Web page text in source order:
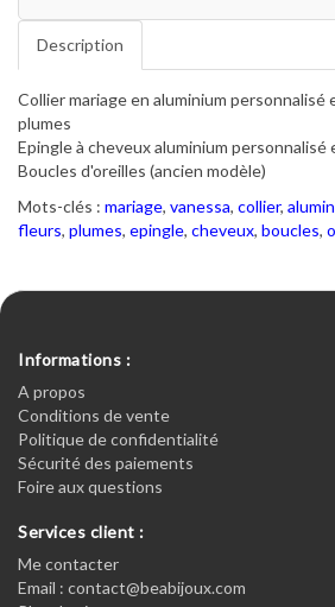
Description
Collier mariage en aluminium
plumes
Epingle à cheveux aluminium personnalisé
Boucles d'oreilles (ancien modèle)
Mots-clés : mariage, vanessa, collier,
fleurs, plumes, epingle, cheveux, boucles,
Informations :
A propos
Conditions de vente
Politique de confidentialité
Sécurité des paiements
Foire aux questions
Services client :
Me contacter
Email : contact@beabijoux.com